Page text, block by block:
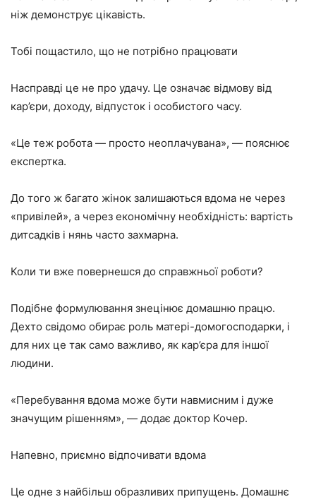
ніж демонструє цікавість.
Тобі пощастило, що не потрібно працювати
Насправді це не про удачу. Це означає відмову від
кар’єри, доходу, відпусток і особистого часу.
«Це теж робота — просто неоплачувана», — пояснює
експертка.
До того ж багато жінок залишаються вдома не через
«привілей», а через економічну необхідність: вартість
дитсадків і нянь часто захмарна.
Коли ти вже повернешся до справжньої роботи?
Подібне формулювання знецінює домашню працю.
Дехто свідомо обирає роль матері-домогосподарки, і
для них це так само важливо, як кар’єра для іншої
людини.
«Перебування вдома може бути навмисним і дуже
значущим рішенням», — додає доктор Кочер.
Напевно, приємно відпочивати вдома
Це одне з найбільш образливих припущень. Домашнє